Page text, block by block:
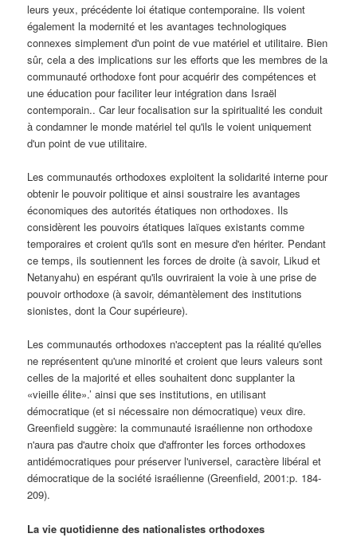
leurs yeux, précédente loi étatique contemporaine. Ils voient
également la modernité et les avantages technologiques
connexes simplement d'un point de vue matériel et utilitaire. Bien
sûr, cela a des implications sur les efforts que les membres de la
communauté orthodoxe font pour acquérir des compétences et
une éducation pour faciliter leur intégration dans Israël
contemporain.. Car leur focalisation sur la spiritualité les conduit
à condamner le monde matériel tel qu'ils le voient uniquement
d'un point de vue utilitaire.
Les communautés orthodoxes exploitent la solidarité interne pour
obtenir le pouvoir politique et ainsi soustraire les avantages
économiques des autorités étatiques non orthodoxes. Ils
considèrent les pouvoirs étatiques laïques existants comme
temporaires et croient qu'ils sont en mesure d'en hériter. Pendant
ce temps, ils soutiennent les forces de droite (à savoir, Likud et
Netanyahu) en espérant qu'ils ouvriraient la voie à une prise de
pouvoir orthodoxe (à savoir, démantèlement des institutions
sionistes, dont la Cour supérieure).
Les communautés orthodoxes n'acceptent pas la réalité qu'elles
ne représentent qu'une minorité et croient que leurs valeurs sont
celles de la majorité et elles souhaitent donc supplanter la
«vieille élite».’ ainsi que ses institutions, en utilisant
démocratique (et si nécessaire non démocratique) veux dire.
Greenfield suggère: la communauté israélienne non orthodoxe
n'aura pas d'autre choix que d'affronter les forces orthodoxes
antidémocratiques pour préserver l'universel, caractère libéral et
démocratique de la société israélienne (Greenfield, 2001:p. 184-
209).
La vie quotidienne des nationalistes orthodoxes